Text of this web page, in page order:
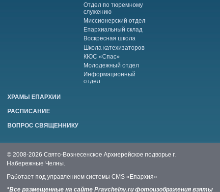
Отдел по тюремному
служению
Миссионерский отдел
Епархиальный склад
Воскресная школа
Школа катехизаторов
КЮС «Спас»
Молодежный отдел
Информационный
отдел
ХРАМЫ ЕПАРХИИ
РАСПИСАНИЕ
ВОПРОС СВЯЩЕННИКУ
© 2008-2026 Свято-Вознесенское Архиерейское подворье г.
Набережные Челны.
Работает под управлением системы CMS «Епархия»
*Все размещенные на сайте Pravchelny.ru фотоизображения взяты